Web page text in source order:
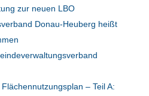
zur neuen LBO
Donau-Heuberg heißt
– Teil A: